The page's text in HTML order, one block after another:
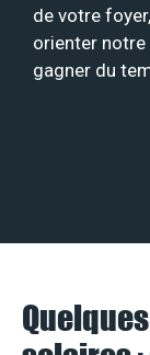
de votre
orienter
gagner du